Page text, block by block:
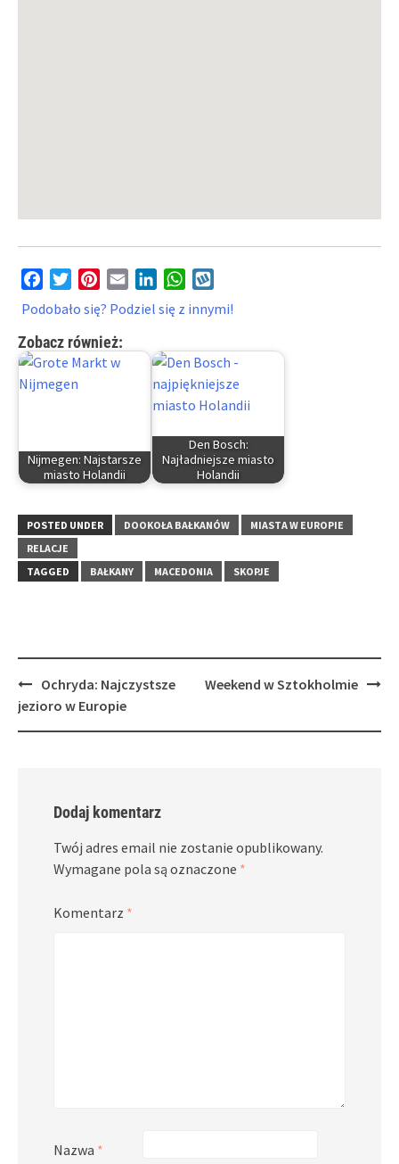
FacebookTwitterPinterest
Email LinkedInWhatsApp
Podobało się? Podziel się z innymi!
Zobacz również:
Nijmegen: Najstarsze
miasto Holandii
Den Bosch:
Najładniejsze miasto
Holandii
POSTED UNDER DOOKOŁA BAŁKANÓW
MIASTA W EUROPIE
RELACJE
TAGGED
BAŁKANY MACEDONIA SKOPJE
Post
navigation
Ochryda: Najczystsze
jezioro w Europie
Weekend w Sztokholmie
Dodaj komentarz
Twój adres email nie zostanie opublikowany.
Wymagane pola są oznaczone *
Komentarz *
Nazwa *